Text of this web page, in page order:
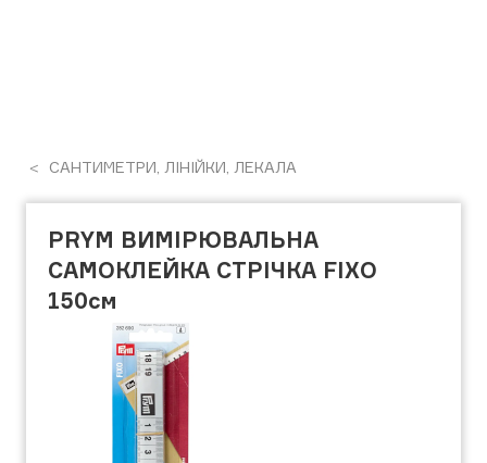
САНТИМЕТРИ, ЛІНІЙКИ, ЛЕКАЛА
PRYM ВИМІРЮВАЛЬНА
САМОКЛЕЙКА СТРІЧКА FIXO
150см